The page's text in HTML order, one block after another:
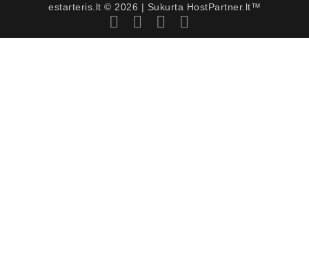
estarteris.lt © 2026 | Sukurta HostPartner.lt™